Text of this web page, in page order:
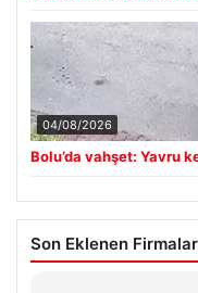
04/08/2026
Bolu’da vahşet: Yavru
Son Eklenen Firmalar